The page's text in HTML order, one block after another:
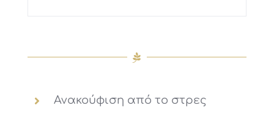
Ανακούφιση από το στρες